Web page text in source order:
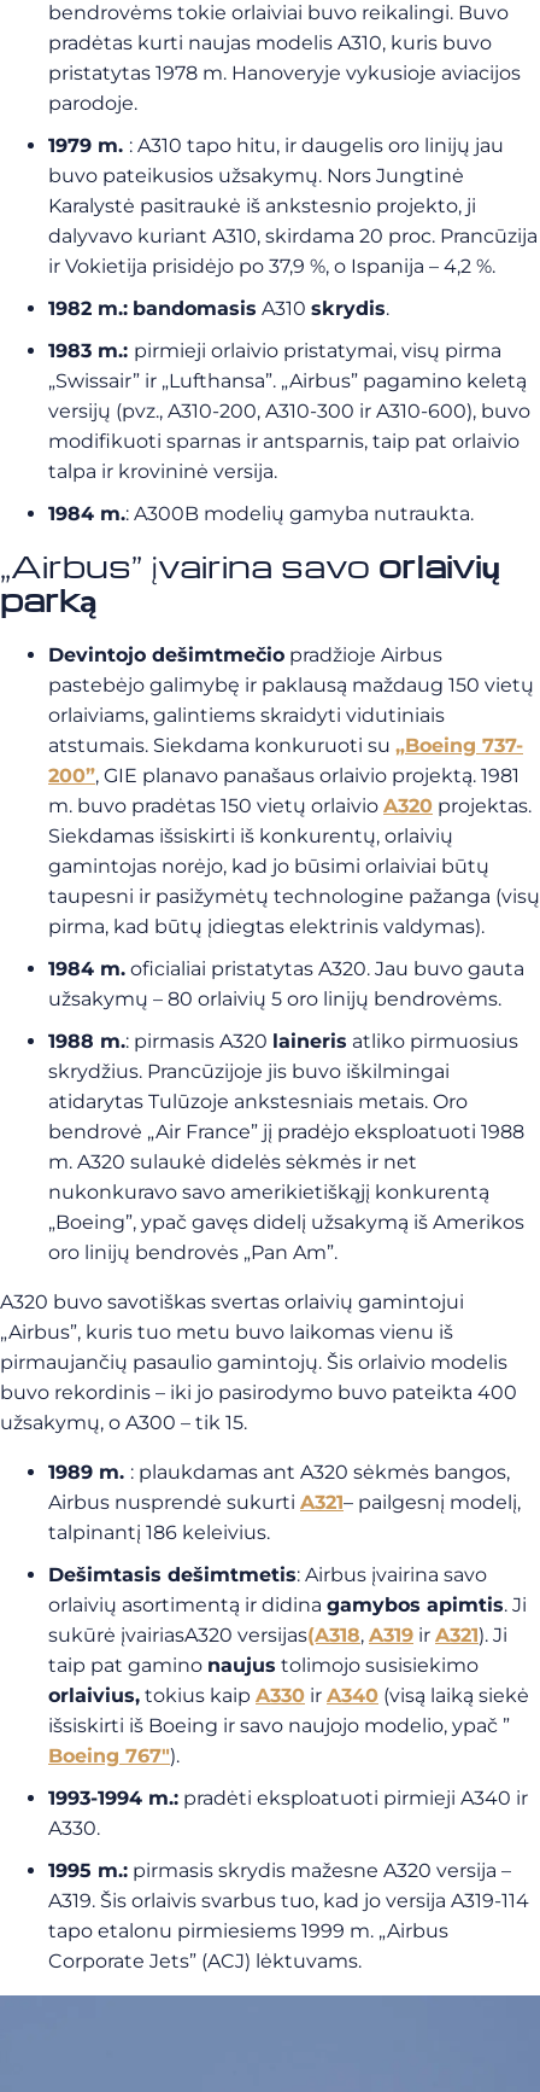
bendrovėms tokie orlaiviai buvo reikalingi. Buvo
pradėtas kurti naujas modelis A310, kuris buvo
pristatytas 1978 m. Hanoveryje vykusioje aviacijos
parodoje.
1979 m. : A310 tapo hitu, ir daugelis oro linijų jau
buvo pateikusios užsakymų. Nors Jungtinė
Karalystė pasitraukė iš ankstesnio projekto, ji
dalyvavo kuriant A310, skirdama 20 proc. Prancūzija
ir Vokietija prisidėjo po 37,9 %, o Ispanija – 4,2 %.
1982 m.: bandomasis A310 skrydis.
1983 m.: pirmieji orlaivio pristatymai, visų pirma
„Swissair” ir „Lufthansa”. „Airbus” pagamino keletą
versijų (pvz., A310-200, A310-300 ir A310-600), buvo
modifikuoti sparnas ir antsparnis, taip pat orlaivio
talpa ir krovininė versija.
1984 m.: A300B modelių gamyba nutraukta.
„Airbus” įvairina savo orlaivių
parką
Devintojo dešimtmečio pradžioje Airbus
pastebėjo galimybę ir paklausą maždaug 150 vietų
orlaiviams, galintiems skraidyti vidutiniais
atstumais. Siekdama konkuruoti su „Boeing 737-
200”, GIE planavo panašaus orlaivio projektą. 1981
m. buvo pradėtas 150 vietų orlaivio A320 projektas.
Siekdamas išsiskirti iš konkurentų, orlaivių
gamintojas norėjo, kad jo būsimi orlaiviai būtų
taupesni ir pasižymėtų technologine pažanga (visų
pirma, kad būtų įdiegtas elektrinis valdymas).
1984 m. oficialiai pristatytas A320. Jau buvo gauta
užsakymų – 80 orlaivių 5 oro linijų bendrovėms.
1988 m.: pirmasis A320 laineris atliko pirmuosius
skrydžius. Prancūzijoje jis buvo iškilmingai
atidarytas Tulūzoje ankstesniais metais. Oro
bendrovė „Air France” jį pradėjo eksploatuoti 1988
m. A320 sulaukė didelės sėkmės ir net
nukonkuravo savo amerikietiškąjį konkurentą
„Boeing”, ypač gavęs didelį užsakymą iš Amerikos
oro linijų bendrovės „Pan Am”.
A320 buvo savotiškas svertas orlaivių gamintojui
„Airbus”, kuris tuo metu buvo laikomas vienu iš
pirmaujančių pasaulio gamintojų. Šis orlaivio modelis
buvo rekordinis – iki jo pasirodymo buvo pateikta 400
užsakymų, o A300 – tik 15.
1989 m. : plaukdamas ant A320 sėkmės bangos,
Airbus nusprendė sukurti A321– pailgesnį modelį,
talpinantį 186 keleivius.
Dešimtasis dešimtmetis: Airbus įvairina savo
orlaivių asortimentą ir didina gamybos apimtis. Ji
sukūrė įvairiasA320 versijas(A318, A319 ir A321). Ji
taip pat gamino naujus tolimojo susisiekimo
orlaivius, tokius kaip A330 ir A340 (visą laiką siekė
išsiskirti iš Boeing ir savo naujojo modelio, ypač ”
Boeing 767″).
1993-1994 m.: pradėti eksploatuoti pirmieji A340 ir
A330.
1995 m.: pirmasis skrydis mažesne A320 versija –
A319. Šis orlaivis svarbus tuo, kad jo versija A319-114
tapo etalonu pirmiesiems 1999 m. „Airbus
Corporate Jets” (ACJ) lėktuvams.